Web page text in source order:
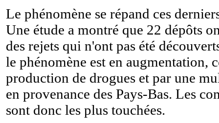
Le phénomène se répand ces
Une étude a montré que 22 dépôts
des rejets qui n'ont pas été
le phénomène est en augmentation,
production de drogues et par une
en provenance des Pays-Bas. Les
sont donc les plus touchées.